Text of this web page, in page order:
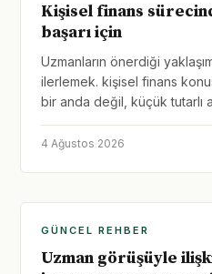
Kişisel finans
başarı için
Uzmanların önerdiği
ilerlemek. kişisel finans
bir anda değil, küçük tutarlı
4 Ağustos 2026
GÜNCEL REHBER
Uzman görüşüyle